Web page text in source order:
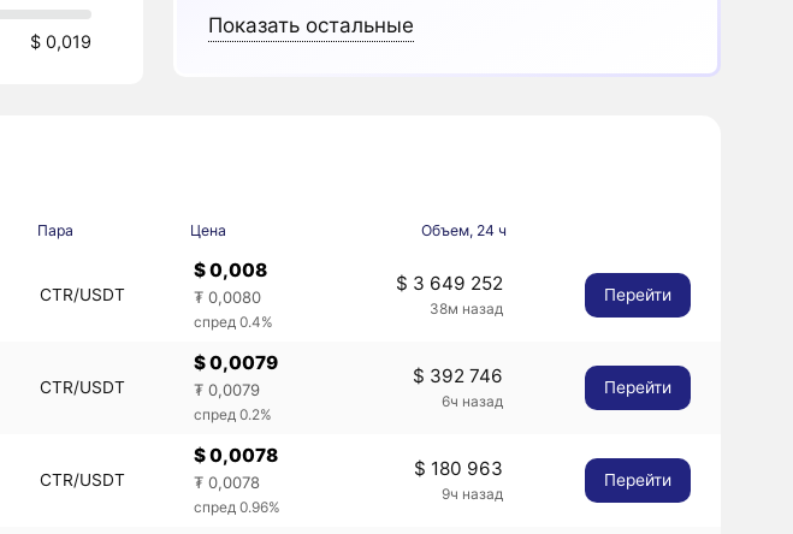
$ 0,019
Показать остальные
Пара Цена Объем, 24 ч
CTR/USDT
$ 0,008
₮ 0,0080
спред 0.4%
$ 3 649 252
38м назад
Перейти
CTR/USDT
$ 0,0079
₮ 0,0079
спред 0.2%
$ 392 746
6ч назад
Перейти
CTR/USDT
$ 0,0078
₮ 0,0078
спред 0.96%
$ 180 963
9ч назад
Перейти